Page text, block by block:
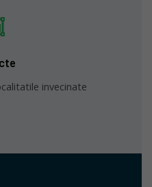
invecinate